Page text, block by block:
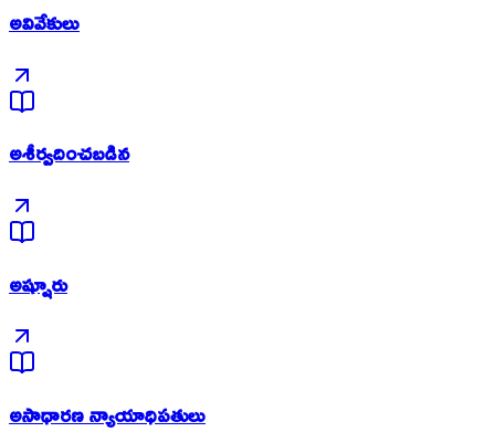
అవివేకులు
అశీర్వదించబడిన
అష్షూరు
అసాధారణ న్యాయాధిపతులు